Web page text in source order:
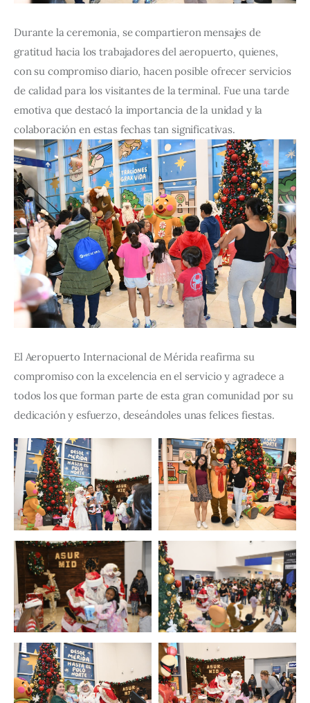
Durante la ceremonia, se compartieron mensajes de
gratitud hacia los trabajadores del aeropuerto, quienes,
con su compromiso diario, hacen posible ofrecer servicios
de calidad para los visitantes de la terminal. Fue una tarde
emotiva que destacó la importancia de la unidad y la
colaboración en estas fechas tan significativas.
El Aeropuerto Internacional de Mérida reafirma su
compromiso con la excelencia en el servicio y agradece a
todos los que forman parte de esta gran comunidad por su
dedicación y esfuerzo, deseándoles unas felices fiestas.